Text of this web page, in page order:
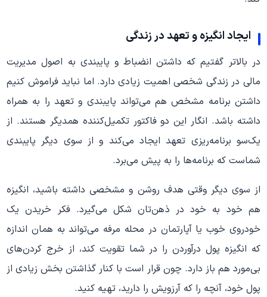
ایجاد انگیزه و تعهد در زندگی
در بالاتر گفتیم که داشتن انضباط و پایبندی به اصول مدیریت
مالی در زندگی شخصی اهمیت زیادی دارد. اما نباید فراموش کنیم
داشتن برنامه مشخص هم می‌تواند پایبندی و تعهد را به همراه
داشته باشد. انگار این دو فاکتور تکمیل‌کننده همدیگر هستند. از
یک‌سو برنامه‌ریزی تعهد ایجاد می‌کند و از سوی دیگر پایبندی
شماست که برنامه‌ها را به پیش می‌برد.
از سوی دیگر وقتی هدف روشن و مشخصی داشته باشید، انگیزه
هم خود به خود در ذهن‌تان شکل می‌گیرد. فکر خریدن یک
خودروی خوب یا آپارتمان در محله‌ مرفه می‌تواند به همان اندازه
که انگیزه پول درآوردن را در شما تقویت کند، از خرج کردن‌های
بی‌مورد هم باز دارد. چون قرار است با کنار گذاشتن بخش زیادی از
پول خود، آنچه را که آرزویش را دارید، تهیه کنید.